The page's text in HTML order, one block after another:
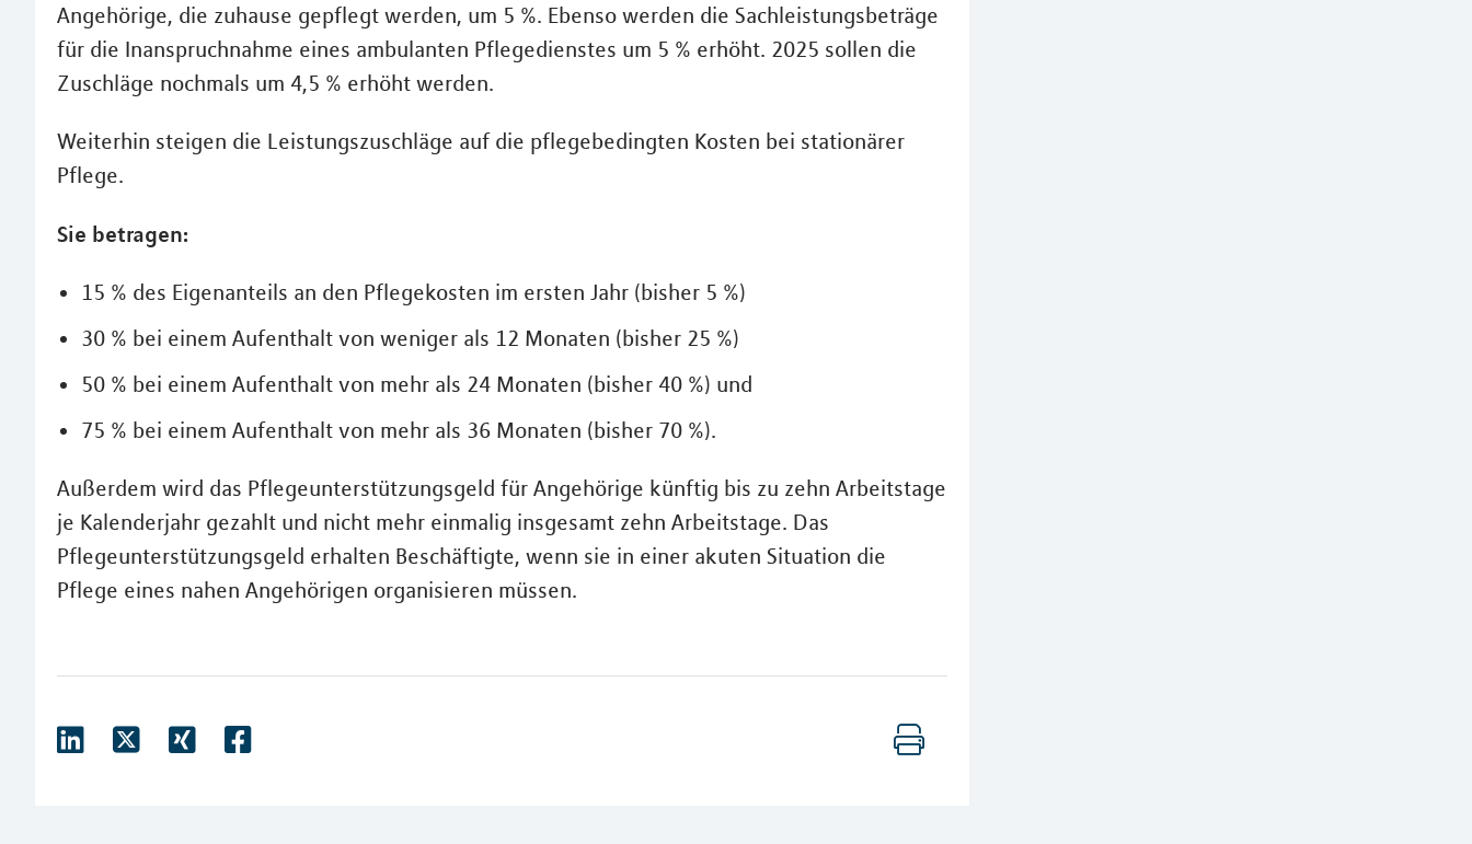
Angehörige, die zuhause gepflegt werden, um 5 %. Ebenso werden die Sachleistungsbeträge
für die Inanspruchnahme eines ambulanten Pflegedienstes um 5 % erhöht. 2025 sollen die
Zuschläge nochmals um 4,5 % erhöht werden.
Weiterhin steigen die Leistungszuschläge auf die pflegebedingten Kosten bei stationärer
Pflege.
Sie betragen:
15 % des Eigenanteils an den Pflegekosten im ersten Jahr (bisher 5 %)
30 % bei einem Aufenthalt von weniger als 12 Monaten (bisher 25 %)
50 % bei einem Aufenthalt von mehr als 24 Monaten (bisher 40 %) und
75 % bei einem Aufenthalt von mehr als 36 Monaten (bisher 70 %).
Außerdem wird das Pflegeunterstützungsgeld für Angehörige künftig bis zu zehn Arbeitstage
je Kalenderjahr gezahlt und nicht mehr einmalig insgesamt zehn Arbeitstage. Das
Pflegeunterstützungsgeld erhalten Beschäftigte, wenn sie in einer akuten Situation die
Pflege eines nahen Angehörigen organisieren müssen.